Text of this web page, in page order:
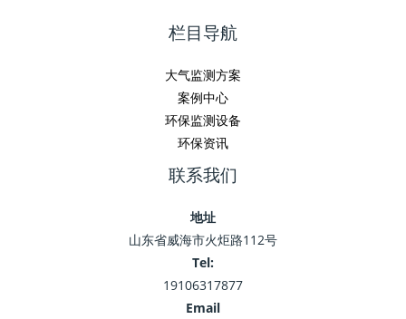
栏目导航
大气监测方案
案例中心
环保监测设备
环保资讯
联系我们
地址
山东省威海市火炬路112号
Tel:
19106317877
Email